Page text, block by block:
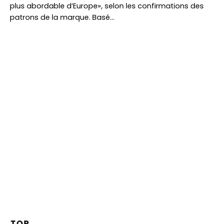
plus abordable d’Europe», selon les confirmations des
patrons de la marque. Basé…